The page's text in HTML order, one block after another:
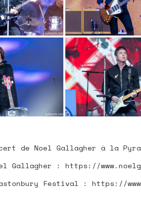
de Noel Gallagher à la
Gallagher : https://
Festival : https://